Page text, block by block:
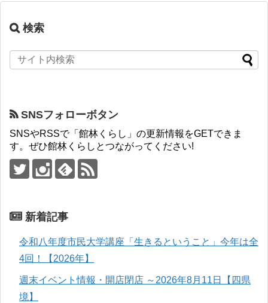
検索
SNSフォローボタン
SNSやRSSで「館林くらし」の更新情報をGETできま
す。ぜひ館林くらしとつながってください!
新着記事
令和八年度市民大学講座「生きるということ」今年は全
4回！【2026年】
週末イベント情報・開店閉店 ～2026年8月11日【四県
境】